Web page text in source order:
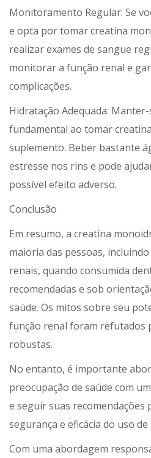
Monitoramento Regular: Se
e opta por tomar creatina
realizar exames de sangue
monitorar a função renal e
complicações.
Hidratação Adequada:
fundamental ao tomar
suplemento. Beber bastante
estresse nos rins e pode
possível efeito adverso.
Conclusão
Em resumo, a creatina
maioria das pessoas,
renais, quando consumida
recomendadas e sob
saúde. Os mitos sobre seu
função renal foram refutados
robustas.
No entanto, é importante
preocupação de saúde com
e seguir suas recomendações
segurança e eficácia do uso
Com uma abordagem